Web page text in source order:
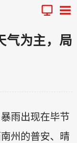
气为主，局
暴雨出现在毕节
州的普安、晴